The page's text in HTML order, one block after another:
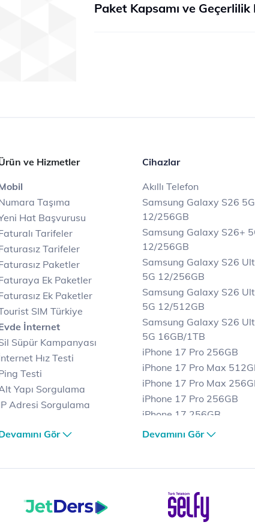
Paket Kapsamı ve Geçerlilik
ve Hizmetler
Taşıma
Hat Başvurusu
Tarifeler
Tarifeler
Paketler
Ek Paketler
Ek Paketler
SIM Türkiye
İnternet
Süpür Kampanyası
Hız Testi
Testi
Yapı Sorgulama
Adresi Sorgulama
İnternet
İnternet
İnternet Kampanyaları
Ev Telefonu
Gör
Cihazlar
Akıllı Telefon
Samsung Galaxy S26 5G
12/256GB
Samsung Galaxy S26+
12/256GB
Samsung Galaxy S26
5G 12/256GB
Samsung Galaxy S26
5G 12/512GB
Samsung Galaxy S26
5G 16GB/1TB
iPhone 17 Pro 256GB
iPhone 17 Pro Max
iPhone 17 Pro Max
iPhone 17 Pro 256GB
iPhone 17 256GB
iPhone 17 Air 256GB
Casper Nirvana C370
Notebook
Devamını Gör